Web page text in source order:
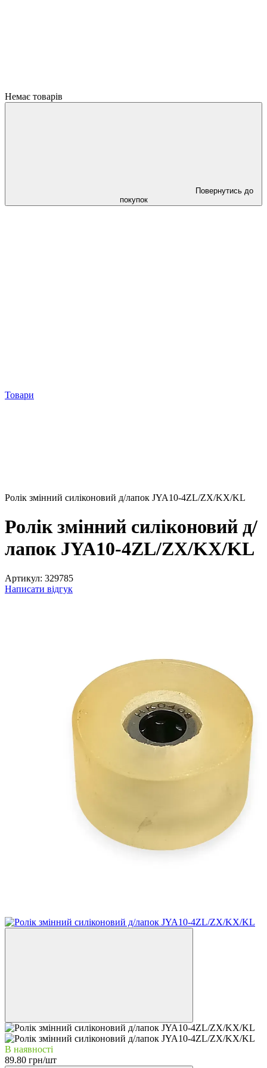
Немає товарів
Повернутись до
покупок
Товари
Ролік змінний силіконовий д/лапок JYA10-4ZL/ZX/KX/KL
Ролік змінний силіконовий д/
лапок JYA10-4ZL/ZX/KX/KL
Артикул: 329785
Написати відгук
В наявності
89.80 грн/шт